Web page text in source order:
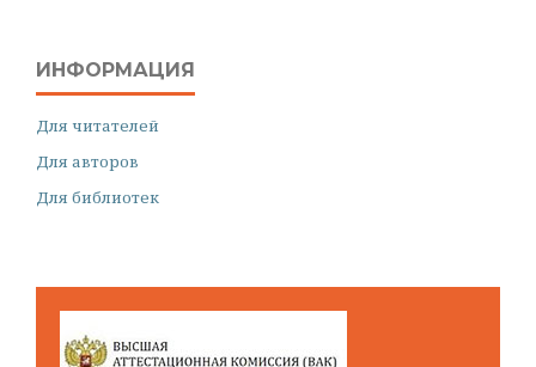
ИНФОРМАЦИЯ
Для читателей
Для авторов
Для библиотек